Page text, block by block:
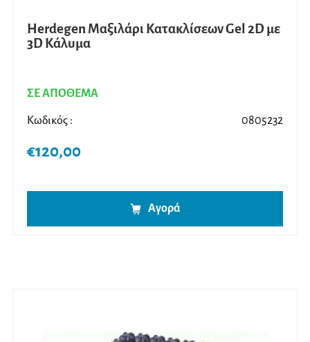
Herdegen Μαξιλάρι Κατακλίσεων Gel 2D με
3D Kάλυμα
ΣΕ ΑΠΟΘΕΜΑ
Κωδικός : 0805232
€120,00
Αγορά